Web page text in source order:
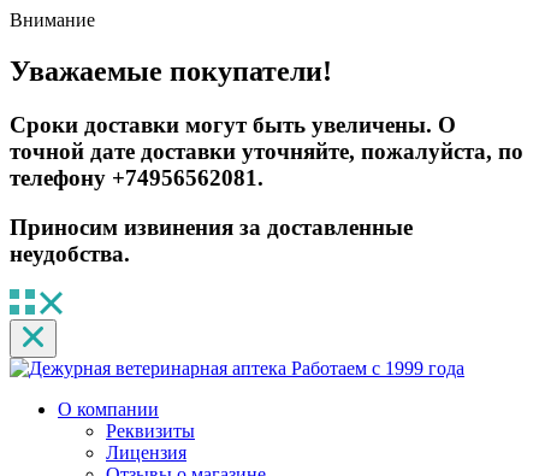
Внимание
Уважаемые покупатели!
Сроки доставки могут быть увеличены. О
точной дате доставки уточняйте, пожалуйста, по
телефону +74956562081.
Приносим извинения за доставленные
неудобства.
Работаем с 1999 года
О компании
Реквизиты
Лицензия